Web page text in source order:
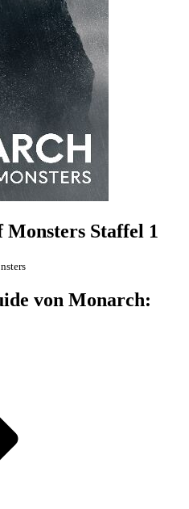
Staffel 1
von Monarch: